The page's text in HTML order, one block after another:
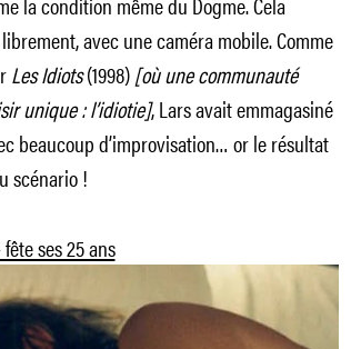
avec une caméra mobile. Comme
Les Idiots(1998)[où une communauté
unique : l’idiotie], Lars avait emmagasiné
beaucoup d’improvisation… or le résultat
scénario !
ses 25 ans